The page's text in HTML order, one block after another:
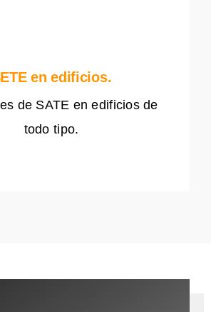
en edificios.
de SATE en edificios de
todo tipo.